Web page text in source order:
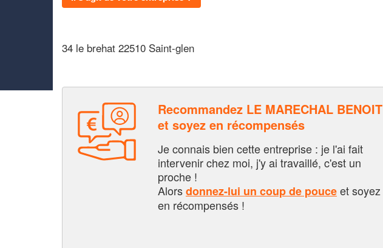
34 le brehat 22510 Saint-glen
Recommandez LE MARECHAL BENOIT
et soyez en récompensés
Je connais bien cette entreprise : je l'ai fait
intervenir chez moi, j'y ai travaillé, c'est un
proche !
Alorsdonnez-lui un coup de pouceet soyez
en récompensés !